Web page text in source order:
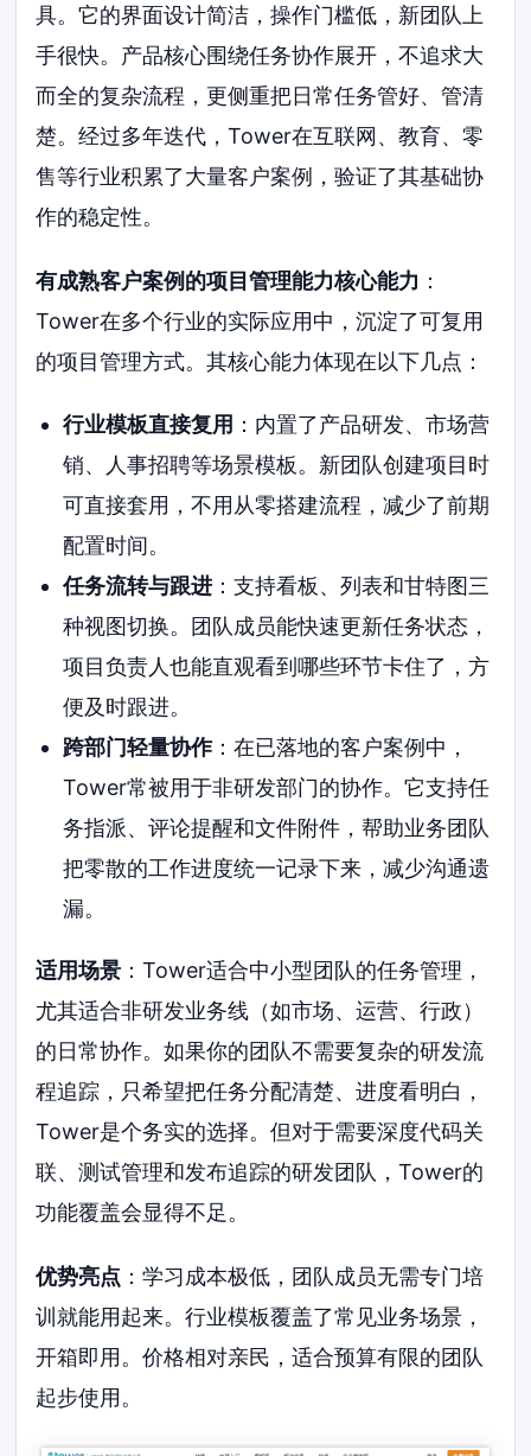
具。它的界面设计简洁，操作门槛低，新团队上
手很快。产品核心围绕任务协作展开，不追求大
而全的复杂流程，更侧重把日常任务管好、管清
楚。经过多年迭代，Tower在互联网、教育、零
售等行业积累了大量客户案例，验证了其基础协
作的稳定性。
有成熟客户案例的项目管理能力核心能力 ：
Tower在多个行业的实际应用中，沉淀了可复用
的项目管理方式。其核心能力体现在以下几点：
行业模板直接复用 ：内置了产品研发、市场营
销、人事招聘等场景模板。新团队创建项目时
可直接套用，不用从零搭建流程，减少了前期
配置时间。
任务流转与跟进：支持看板、列表和甘特图三
种视图切换。团队成员能快速更新任务状态，
项目负责人也能直观看到哪些环节卡住了，方
便及时跟进。
跨部门轻量协作：在已落地的客户案例中，
Tower常被用于非研发部门的协作。它支持任
务指派、评论提醒和文件附件，帮助业务团队
把零散的工作进度统一记录下来，减少沟通遗
漏。
适用场景 ：Tower适合中小型团队的任务管理，
尤其适合非研发业务线（如市场、运营、行政）
的日常协作。如果你的团队不需要复杂的研发流
程追踪，只希望把任务分配清楚、进度看明白，
Tower是个务实的选择。但对于需要深度代码关
联、测试管理和发布追踪的研发团队，Tower的
功能覆盖会显得不足。
优势亮点 ：学习成本极低，团队成员无需专门培
训就能用起来。行业模板覆盖了常见业务场景，
开箱即用。价格相对亲民，适合预算有限的团队
起步使用。